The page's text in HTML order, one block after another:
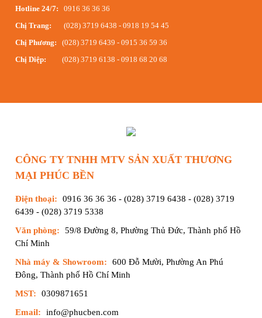
Hotline 24/7:
0916 36 36 36
Chị Trang:
(028) 3719 6438 - 0918 19 54 45
Chị Phương:
(028) 3719 6439 - 0915 36 59 36
Chị Diệp:
(028) 3719 6138 - 0918 68 20 68
CÔNG TY TNHH MTV SẢN XUẤT THƯƠNG
MẠI PHÚC BỀN
Điện thoại: 0916 36 36 36 - (028) 3719 6438 - (028) 3719
6439 - (028) 3719 5338
Văn phòng:
59/8 Đường 8, Phường Thủ Đức, Thành phố Hồ
Chí Minh
Nhà máy & Showroom:
600 Đỗ Mười, Phường An Phú
Đông, Thành phố Hồ Chí Minh
MST:
0309871651
Email:
info@phucben.com